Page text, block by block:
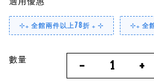
⊹₊ 全館兩件以上78折 ₊ ⊹ ⊹₊ 全
數量 - +